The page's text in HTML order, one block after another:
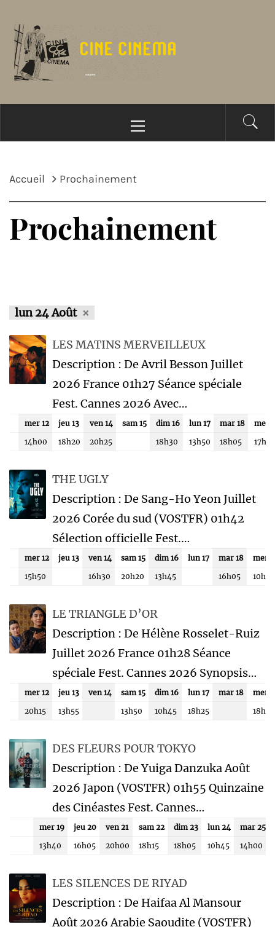
contenu
principal
Accueil Prochainement
Prochainement
lun 24 Août
LES MATINS MERVEILLEUX
Description : De Avril Besson Juillet
2026 France 01h27 Séance spéciale
Fest. Cannes 2026 Avec…
mer 12 jeu 13 ven 14 sam 15 dim 16 lun 17 mar 18
mer
14h00
18h20 20h25 18h30 13h50 18h05
THE UGLY
Description : De Sang-Ho Yeon Juillet
2026 Corée du sud (VOSTFR) 01h42
Sélection officielle Fest.…
mer 12 jeu 13 ven 14 sam 15 dim 16 lun 17 mar 18
mer
15h50
16h30 20h20 13h45 16h05 10h45
LE TRIANGLE D’OR
Description : De Hélène Rosselet-Ruiz
Juillet 2026 France 01h28 Séance
spéciale Fest. Cannes 2026 Synopsis…
mer 12 jeu 13 ven 14 sam 15 dim 16 lun 17 mar 18
mer
20h15
13h55 13h50 10h45 18h25 18h40
DES FLEURS POUR TOKYO
Description : De Yuiga Danzuka Août
2026 Japon (VOSTFR) 01h55 Quinzaine
des Cinéastes Fest. Cannes…
mer 19 jeu 20 ven 21 sam 22 dim 23 lun 24
mar 25
13h40
16h05 20h00 18h15 18h05 10h45 14h00
LES SILENCES DE RIYAD
Description : De Haifaa Al Mansour
Août 2026 Arabie Saoudite (VOSTFR)